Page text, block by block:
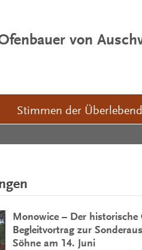
von
Stimmen der
Monowice – Der
Begleitvortrag zur
Söhne am 14. Juni